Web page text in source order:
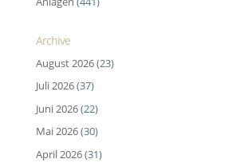
Archive
August 2026(23)
Juli 2026(37)
Juni 2026(22)
Mai 2026(30)
April 2026(31)